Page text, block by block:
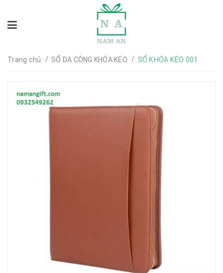
Trang chủ / SỔ DA CÒNG KHÓA KÉO / SỔ KHÓA KÉO 001